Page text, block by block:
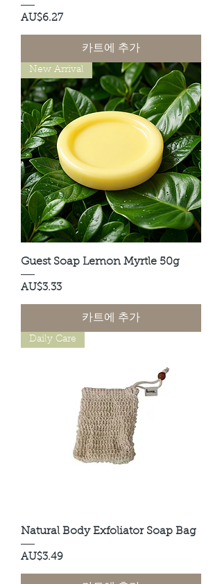
가격
AU$6.27
카트에 추가
New Arrival
Guest Soap Lemon Myrtle 50g
가격
AU$3.33
카트에 추가
Daily Care
Natural Body Exfoliator Soap Bag
가격
AU$3.49